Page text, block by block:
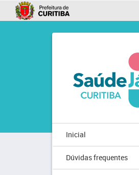
Inicial
Dúvidas frequentes